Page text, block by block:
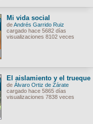
Mi vida social
deAndrés Garrido Ruiz
cargado hace 5682 días
visualizaciones 8102 veces
El aislamiento y el trueque
de Álvaro Ortiz de Zárate
cargado hace 5865 días
visualizaciones 7838 veces